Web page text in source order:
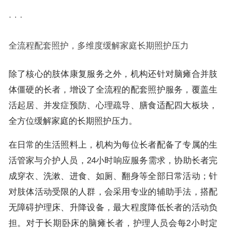
· · ·
全流程配套照护，多维度缓解家庭长期照护压力
除了核心的肢体康复服务之外，机构还针对脑瘫合并肢
体僵硬的长者，增设了全流程的配套照护服务，覆盖生
活起居、并发症预防、心理疏导、膳食适配四大板块，
全方位缓解家庭的长期照护压力。
在日常的生活照料上，机构为每位长者配备了专属的生
活管家与介护人员，24小时响应服务需求，协助长者完
成穿衣、洗漱、进食、如厕、翻身等全部日常活动；针
对肢体活动受限的人群，会采用专业的辅助手法，搭配
无障碍护理床、升降设备，最大程度降低长者的活动负
担。对于长期卧床的脑瘫长者，护理人员会每2小时定